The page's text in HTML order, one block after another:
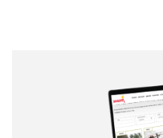
Correo electrónico